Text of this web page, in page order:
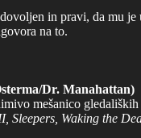
in pravi, da mu
na to.
Dr. Manahattan)
mešanico
Sleepers, Waking the